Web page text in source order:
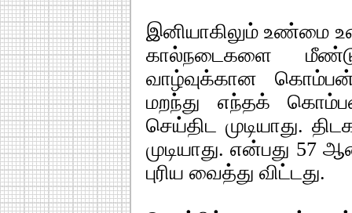
இனியாகிலும் உண்மை
கால்நடைகளை
வாழ்வுக்கான
மறந்து எந்தக்
செய்திட முடியாது.
முடியாது. என்பது
புரிய வைத்து விட்டது.